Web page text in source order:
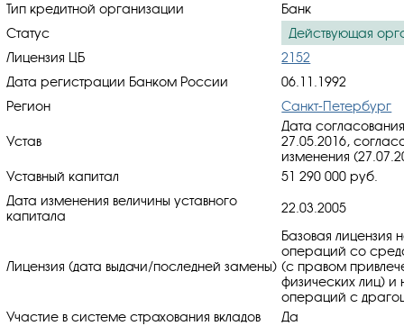
Тип кредитной организации
Банк
Статус
Действующая
Лицензия ЦБ
2152
Дата регистрации Банком России
06.11.1992
Регион
Санкт-Петербург
Устав
Дата
27.05.2016,
изменения
Уставный капитал
51 290 000 руб.
Дата изменения величины уставного
капитала
22.03.2005
Лицензия (дата выдачи/последней замены)
Базовая лицензия
операций со
(с правом
физических лиц) и
операций с
Участие в системе страхования вкладов
Да